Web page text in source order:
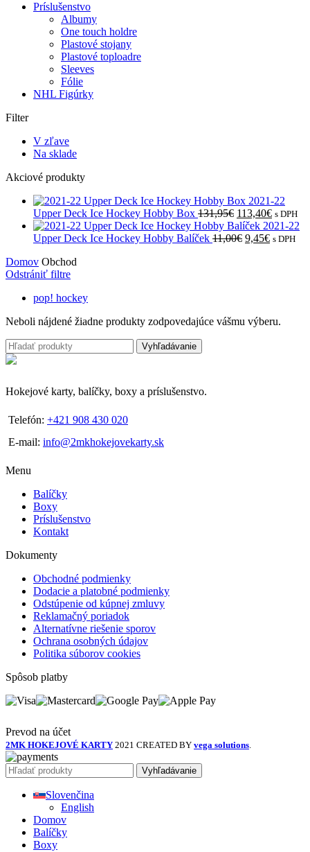
Príslušenstvo
Albumy
One touch holdre
Plastové stojany
Plastové toploadre
Sleeves
Fólie
NHL Figúrky
Filter
V zľave
Na sklade
Akciové produkty
2021-22
Upper Deck Ice Hockey Hobby Box 131,95€ Pôvodná
cena
bola:
113,40€
cena
je:
s DPH
2021-22
Upper Deck Ice Hockey Hobby Balíček 11,00€ Pôvodná
9,45€Aktuálna
s DPH
Domov Obchod
Odstrániť filtre
pop! hockey
Neboli nájdené žiadne produkty zodpovedajúce vášmu výberu.
Vyhľadávanie
Hokejové karty, balíčky, boxy a príslušenstvo.
Telefón: +421 908 430 020
E-mail: info@2mkhokejovekarty.sk
Menu
Balíčky
Boxy
Príslušenstvo
Kontakt
Dokumenty
Obchodné podmienky
Dodacie a platobné podmienky
Odstúpenie od kúpnej zmluvy
Reklamačný poriadok
Alternatívne riešenie sporov
Ochrana osobných údajov
Politika súborov cookies
Spôsob platby
Prevod na účet
2MK HOKEJOVÉ KARTY 2021 CREATED BY vega solutions
Vyhľadávanie
Slovenčina
English
Domov
Balíčky
Boxy